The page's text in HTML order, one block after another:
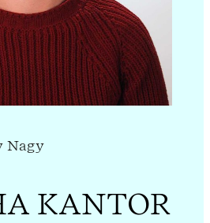
Nagy
KANTOR